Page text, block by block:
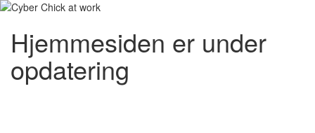
Hjemmesiden er under
opdatering